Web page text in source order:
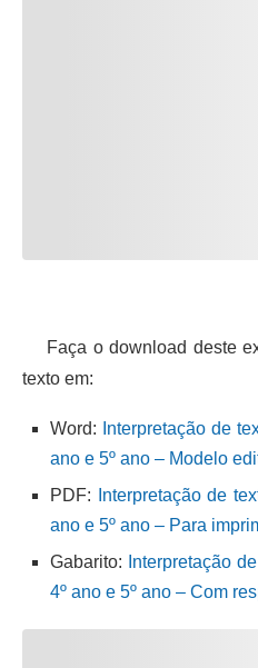
Faça o download deste
texto em:
Word:
Interpretação de
ano e 5º ano – Modelo
PDF:
Interpretação de
ano e 5º ano – Para
Gabarito:
Interpretação
4º ano e 5º ano – Com